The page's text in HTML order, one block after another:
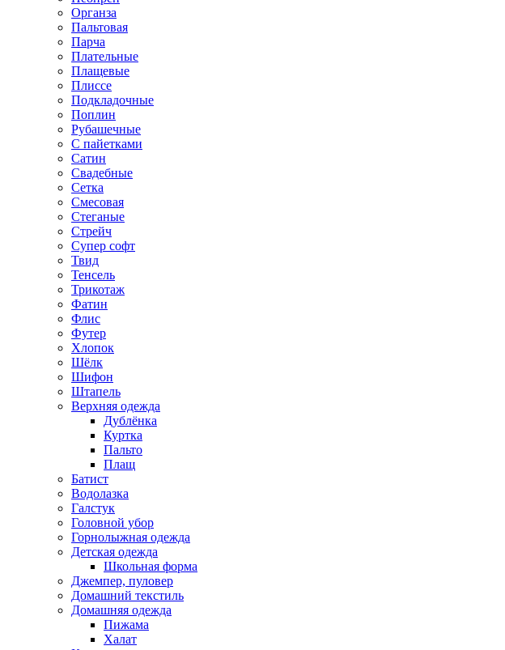
Органза
Пальтовая
Парча
Плательные
Плащевые
Плиссе
Подкладочные
Поплин
Рубашечные
С пайетками
Сатин
Свадебные
Сетка
Смесовая
Стеганые
Стрейч
Супер софт
Твид
Тенсель
Трикотаж
Фатин
Флис
Футер
Хлопок
Шёлк
Шифон
Штапель
Верхняя одежда
Дублёнка
Куртка
Пальто
Плащ
Батист
Водолазка
Галстук
Головной убор
Горнолыжная одежда
Детская одежда
Школьная форма
Джемпер, пуловер
Домашний текстиль
Домашняя одежда
Пижама
Халат